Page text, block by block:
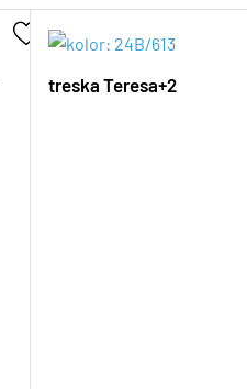
treska Teresa+2